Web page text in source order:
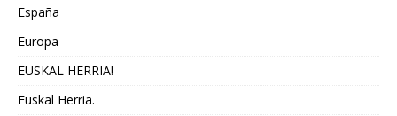
España
Europa
EUSKAL HERRIA!
Euskal Herria.